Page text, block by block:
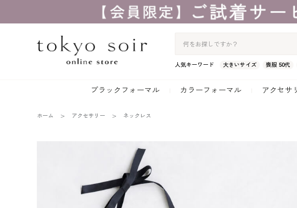
人気キーワード 大きいサイズ 喪服 50代
ブラックフォーマル カラーフォーマル アクセサ
ホーム アクセサリー ネックレス